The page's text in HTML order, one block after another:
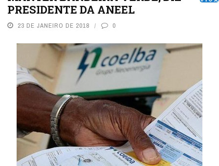
PRESIDENTE DA ANEEL
23 DE JANEIRO DE 2018 0